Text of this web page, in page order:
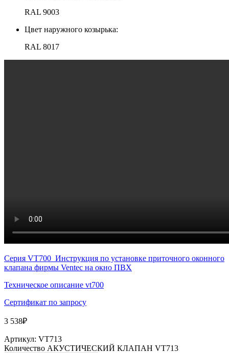
RAL 9003
Цвет наружного козырька:
RAL 8017
Серия VT700_Инструкция по установке приточного оконного
клапана фирмы Ventec на окно ПВХ
Техническое описание vt700
Сертификат по запросу
3 538₽
Артикул: VT713
Количество АКУСТИЧЕСКИЙ КЛАПАН VT713